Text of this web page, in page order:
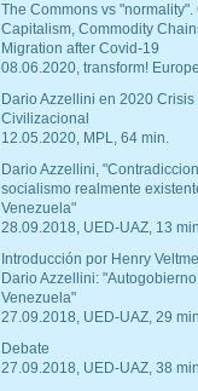
The Commons vs "normality".
Capitalism, Commodity
Migration after Covid-19
08.06.2020, transform!
Dario Azzellini en 2020 Crisis
Civilizacional
12.05.2020, MPL, 64 min.
Dario Azzellini,
socialismo realmente
Venezuela"
28.09.2018, UED-UAZ, 13
Introducción por Henry
Dario Azzellini:
Venezuela"
27.09.2018, UED-UAZ, 29
Debate
27.09.2018, UED-UAZ, 38